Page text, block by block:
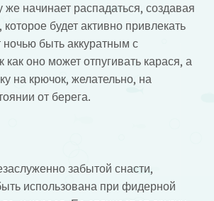
же начинает распадаться, создавая
будет активно привлекать
ночью быть аккуратным с
оно может отпугивать карася, а
на крючок, желательно, на
от берега.
забытой снасти,
использована при фидерной